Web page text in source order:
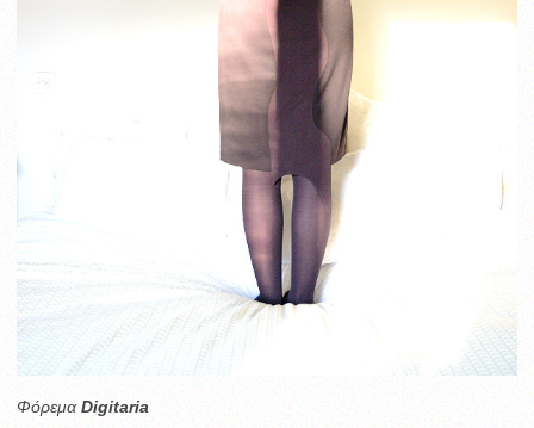
Φόρεμα Digitaria